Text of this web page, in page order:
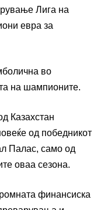
Лига на
евра за
во
на шампионите.
Казахстан
од победникот
Палас, само од
оваа сезона.
финансиска